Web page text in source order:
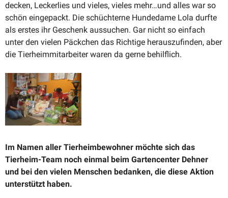
decken, Leckerlies und vieles, vieles mehr…und alles war so
schön einge­packt. Die schüch­terne Hundedame Lola durfte
als erstes ihr Geschenk aussuchen. Gar nicht so einfach
unter den vielen Päckchen das Richtige heraus­zu­finden, aber
die Tierheim­mit­ar­beiter waren da gerne behilflich.
Im Namen aller Tierheim­be­wohner möchte sich das
Tierheim-Team noch einmal beim Garten­center Dehner
und bei den vielen Menschen bedanken, die diese Aktion
unter­stützt haben.